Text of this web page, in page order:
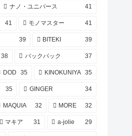
ナノ・ユニバース 41
41 モノマスター 41
39 BITEKI 39
38 バックパック 37
DOD 35 KINOKUNIYA 35
35 GINGER 34
MAQUIA 32 MORE 32
マキア 31 a-jolie 29